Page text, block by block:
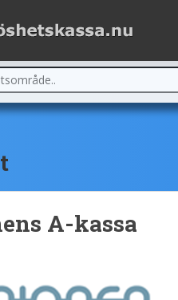
A-kassa